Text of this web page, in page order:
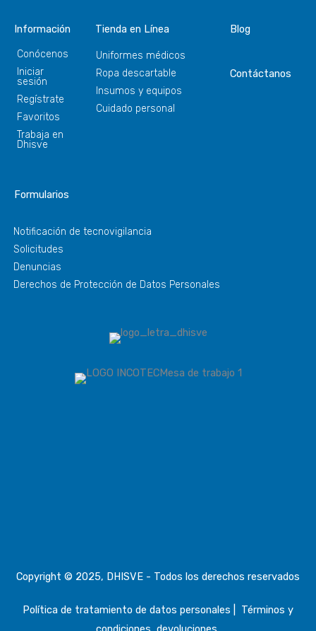
Información
Conócenos
Iniciar
sesión
Regístrate
Favoritos
Trabaja en
Dhisve
Tienda en Línea
Uniformes médicos
Ropa descartable
Insumos y equipos
Cuidado personal
Blog
Contáctanos
Formularios
Notificación de tecnovigilancia
Solicitudes
Denuncias
Derechos de Protección de Datos Personales
Copyright © 2025, DHISVE - Todos los derechos reservados
Política de tratamiento de datos personales
Términos y